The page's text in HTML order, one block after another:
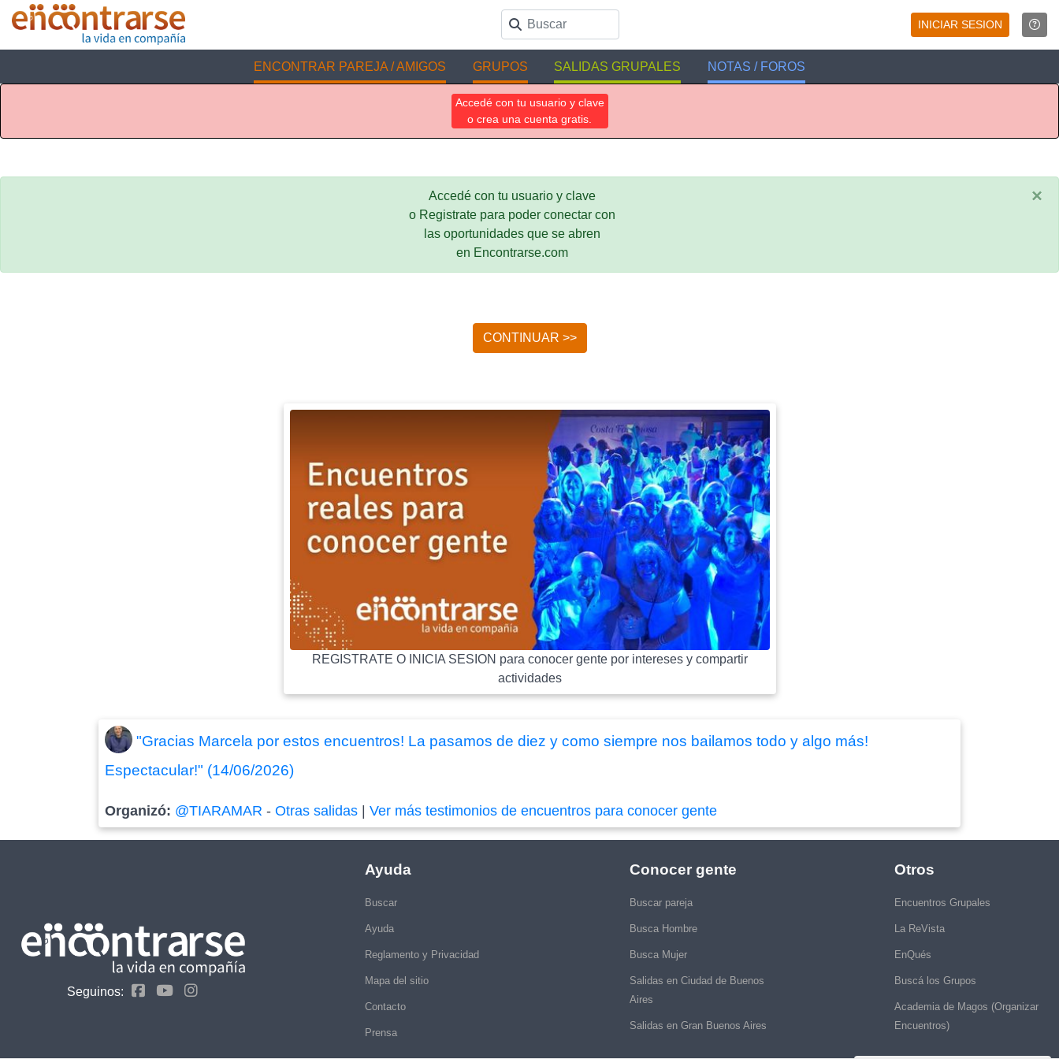
INICIAR SESION
ENCONTRAR PAREJA / AMIGOS GRUPOS SALIDAS GRUPALES NOTAS / FOROS
Accedé con tu usuario y clave
o crea una cuenta gratis.
Accedé con tu usuario y clave
o Registrate para poder conectar con
las oportunidades que se abren
en Encontrarse.com
×
CONTINUAR >>
REGISTRATE O INICIA SESION para conocer gente por intereses y compartir
actividades
"Gracias Marcela por estos encuentros! La pasamos de diez y como siempre nos bailamos todo y algo más!
Espectacular!" (14/06/2026)
Organizó: @TIARAMAR -Otras salidas |Ver más testimonios de encuentros para conocer gente
Seguinos:
Ayuda
Buscar
Ayuda
Reglamento y Privacidad
Mapa del sitio
Contacto
Prensa
Conocer gente
Buscar pareja
Busca Hombre
Busca Mujer
Salidas en Ciudad de Buenos
Aires
Salidas en Gran Buenos Aires
Otros
Encuentros Grupales
La ReVista
EnQués
Buscá los Grupos
Academia de Magos (Organizar
Encuentros)